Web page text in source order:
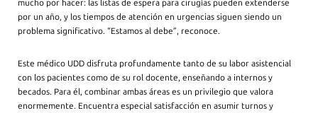
mucho por hacer: las listas de espera para cirugías pueden extenderse
por un año, y los tiempos de atención en urgencias siguen siendo un
problema significativo. “Estamos al debe”, reconoce.
Este médico UDD disfruta profundamente tanto de su labor asistencial
con los pacientes como de su rol docente, enseñando a internos y
becados. Para él, combinar ambas áreas es un privilegio que valora
enormemente. Encuentra especial satisfacción en asumir turnos y